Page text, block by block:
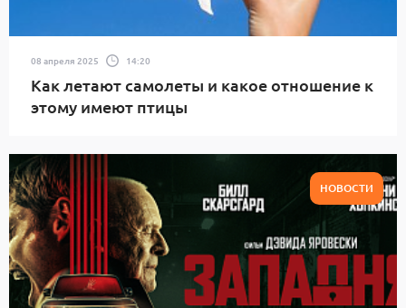
08 апреля 2025 14:20
Как летают самолеты и какое отношение к
этому имеют птицы
НОВОСТИ